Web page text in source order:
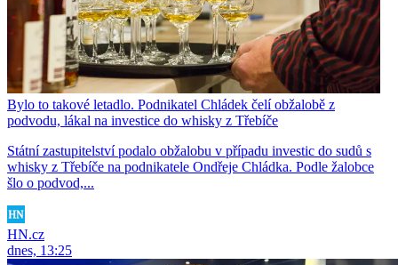
Bylo to takové letadlo. Podnikatel Chládek čelí obžalobě z
podvodu, lákal na investice do whisky z Třebíče
Státní zastupitelství podalo obžalobu v případu investic do sudů s
whisky z Třebíče na podnikatele Ondřeje Chládka. Podle žalobce
šlo o podvod,...
HN.cz
dnes, 13:25